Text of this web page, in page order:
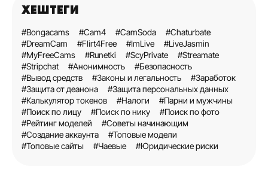
ХЕШТЕГИ
#Bongacams #Cam4 #CamSoda
#Chaturbate
#DreamCam
#Flirt4Free #ImLive
#LiveJasmin
#MyFreeCams
#Runetki #ScyPrivate
#Streamate
#Stripchat
#Анонимность
#Безопасность
#Вывод средств
#Законы и легальность
#Заработок
#Защита от деанона
#Защита персональных данных
#Калькулятор токенов
#Налоги
#Парни и мужчины
#Поиск по лицу
#Поиск по нику
#Поиск по фото
#Рейтинг моделей
#Советы начинающим
#Создание аккаунта
#Топовые модели
#Топовые сайты
#Чаевые #Юридические риски